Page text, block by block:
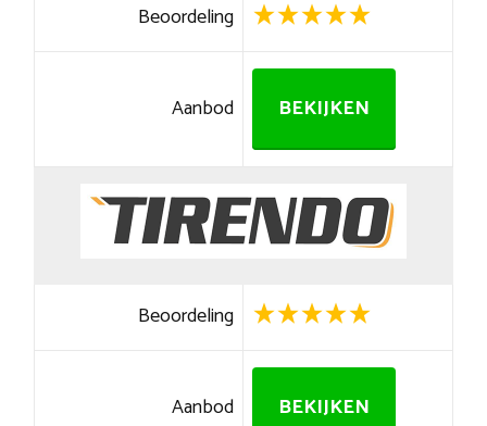
Beoordeling
Aanbod BEKIJKEN
Beoordeling
Aanbod BEKIJKEN